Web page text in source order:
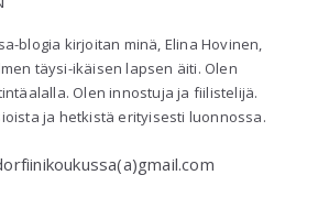
blogia kirjoitan minä, Elina Hovinen,
täysi-ikäisen lapsen äiti. Olen
Olen innostuja ja fiilistelijä.
ja hetkistä erityisesti luonnossa.